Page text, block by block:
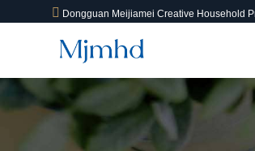
Dongguan Meijiamei Creative Household